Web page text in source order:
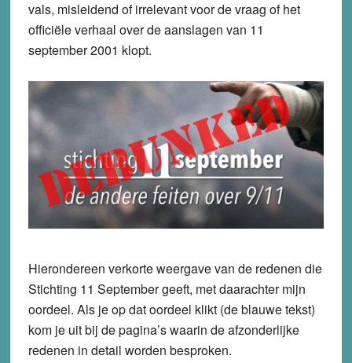
vals, misleidend of irrelevant voor de vraag of het
officiële verhaal over de aanslagen van 11
september 2001 klopt.
Hierondereen verkorte weergave van de redenen die
Stichting 11 September geeft, met daarachter mijn
oordeel. Als je op dat oordeel klikt (de blauwe tekst)
kom je uit bij de pagina’s waarin de afzonderlijke
redenen in detail worden besproken.